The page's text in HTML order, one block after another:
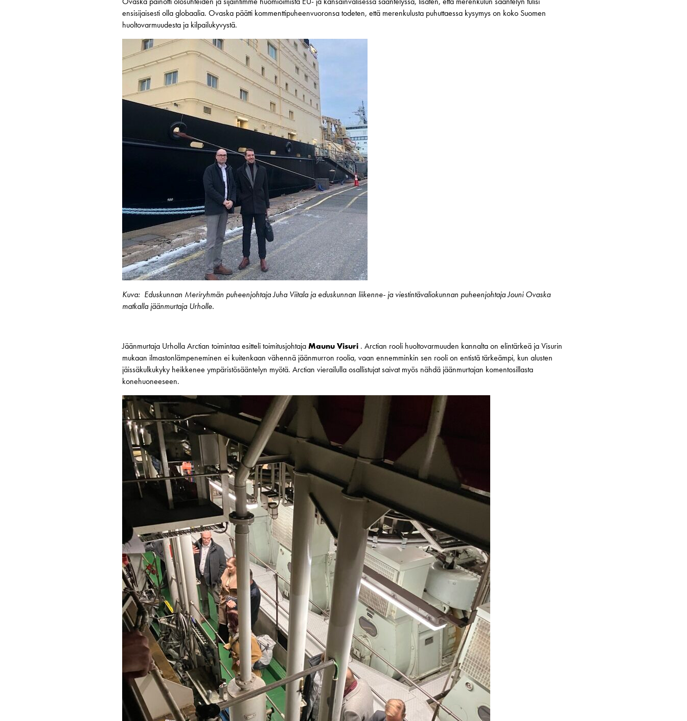
ensisijaisesti olla globaalia. Ovaska päätti kommenttipuheenvuoronsa todeten, että merenkulusta puhuttaessa kysymys on koko Suomen
huoltovarmuudesta ja kilpailukyvystä.
Kuva: Eduskunnan Meriryhmän puheenjohtaja Juha Viitala ja eduskunnan liikenne- ja viestintävaliokunnan puheenjohtaja Jouni Ovaska
matkalla jäänmurtaja Urholle.
Jäänmurtaja Urholla Arctian toimintaa esitteli toimitusjohtajaMaunu Visuri . Arctian rooli huoltovarmuuden kannalta on elintärkeä ja Visurin
mukaan ilmastonlämpeneminen ei kuitenkaan vähennä jäänmurron roolia, vaan ennemminkin sen rooli on entistä tärkeämpi, kun alusten
jäissäkulkukyky heikkenee ympäristösääntelyn myötä. Arctian vierailulla osallistujat saivat myös nähdä jäänmurtajan komentosillasta
konehuoneeseen.